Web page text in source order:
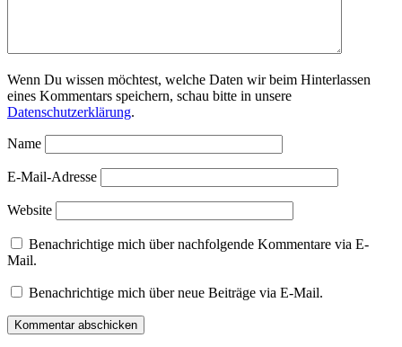
Wenn Du wissen möchtest, welche Daten wir beim Hinterlassen
eines Kommentars speichern, schau bitte in unsere
Datenschutzerklärung.
Name
E-Mail-Adresse
Website
Benachrichtige mich über nachfolgende Kommentare via E-
Mail.
Benachrichtige mich über neue Beiträge via E-Mail.